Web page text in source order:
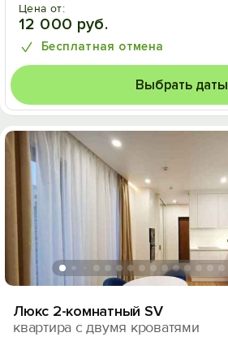
Цена от:
12 000 руб.
Бесплатная отмена
Выбрать даты
Люкс 2-комнатный SV
квартира с двумя кроватями